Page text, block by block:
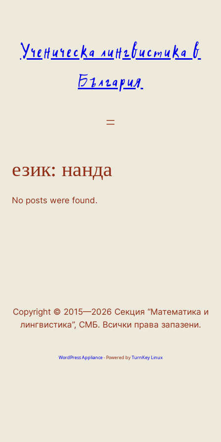
Ученическа лингвистика в
България
език: нанда
No posts were found.
Copyright © 2015—2026 Секция “Математика и
лингвистика”, СМБ. Всички права запазени.
WordPress Appliance- Powered byTurnKey Linux